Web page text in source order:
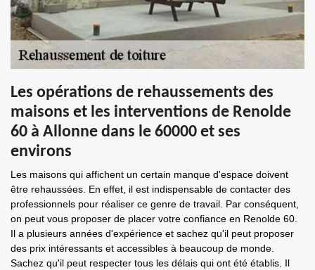
Les opérations de rehaussements des
maisons et les interventions de Renolde
60 à Allonne dans le 60000 et ses
environs
Les maisons qui affichent un certain manque d'espace doivent
être rehaussées. En effet, il est indispensable de contacter des
professionnels pour réaliser ce genre de travail. Par conséquent,
on peut vous proposer de placer votre confiance en Renolde 60.
Il a plusieurs années d'expérience et sachez qu'il peut proposer
des prix intéressants et accessibles à beaucoup de monde.
Sachez qu'il peut respecter tous les délais qui ont été établis. Il